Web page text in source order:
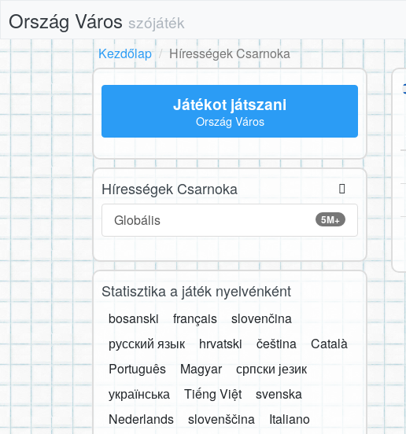
Ország Város szójáték
Kezdőlap
Hírességek Csarnoka
Játékot játszani
Ország Város
Hírességek Csarnoka
5M+
Globális
Statisztika a játék nyelvénként
bosanski français
slovenčina
русский язык
hrvatski čeština
Català
Português
Magyar
српски језик
українська
Tiếng Việt
svenska
Nederlands
slovenščina
Italiano